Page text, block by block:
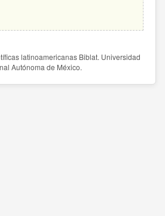
latinoamericanas Biblat. Universidad
Autónoma de México.